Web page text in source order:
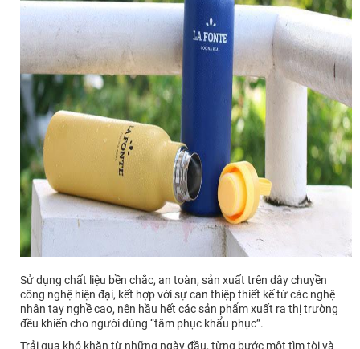
Sử dụng chất liệu bền chắc, an toàn, sản xuất trên dây chuyền
công nghệ hiện đại, kết hợp với sự can thiệp thiết kế từ các nghệ
nhân tay nghề cao, nên hầu hết các sản phẩm xuất ra thị trường
đều khiến cho người dùng “tâm phục khẩu phục”.
Trải qua khó khăn từ những ngày đầu, từng bước một tìm tòi và